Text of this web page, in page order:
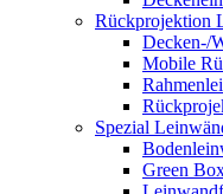
Rückprojektion
Decken-/
Mobile
Spezial
Green